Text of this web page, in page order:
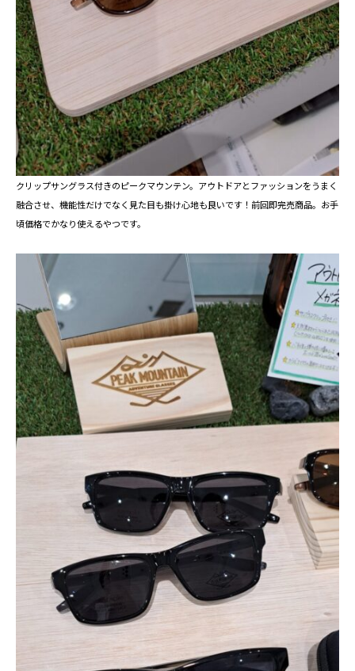
クリップサングラス付きのピークマウンテン。アウトドアとファッションをうまく
融合させ、機能性だけでなく見た目も掛け心地も良いです！前回即完売商品。お手
頃価格でかなり使えるやつです。